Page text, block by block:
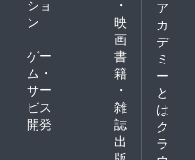
ショ
ン
・
映
画
ゲー
ム・
サー
ビス
開発
書
籍
・
雑
誌
出
ア
カ
デ
ミ
ー
と
は
ク
ラ